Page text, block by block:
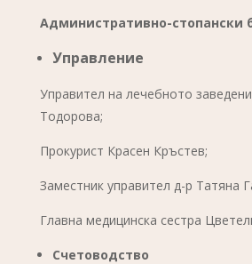
Административно-стопански
Управление
Управител на лечебното
Тодорова;
Прокурист Красен Кръстев;
Заместник управител д-р Татяна
Главна медицинска сестра
Счетоводство